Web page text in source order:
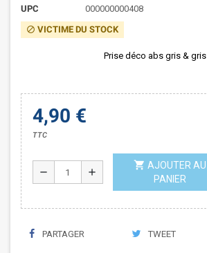
UPC
000000000408
block VICTIME DU STOCK
Prise déco abs gris & gris
4,90 €
TTC
remove add
shopping_cart AJOUTER AU
PANIER
PARTAGER TWEET